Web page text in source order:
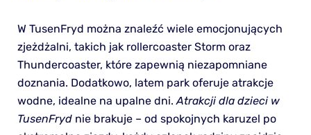
W TusenFryd można znaleźć wiele emocjonujących
zjeżdżalni, takich jak rollercoaster Storm oraz
Thundercoaster, które zapewnią niezapomniane
doznania. Dodatkowo, latem park oferuje atrakcje
wodne, idealne na upalne dni.Atrakcji dla dzieci w
TusenFrydnie brakuje – od spokojnych karuzel po